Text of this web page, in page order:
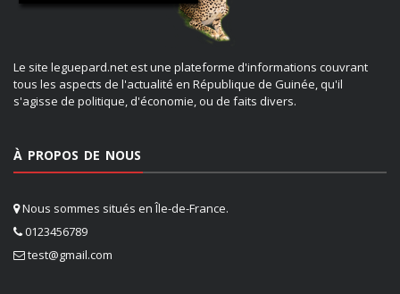
Le site leguepard.net est une plateforme d'informations couvrant
tous les aspects de l'actualité en République de Guinée, qu'il
s'agisse de politique, d'économie, ou de faits divers.
À PROPOS DE NOUS
Nous sommes situés en Île-de-France.
0123456789
test@gmail.com